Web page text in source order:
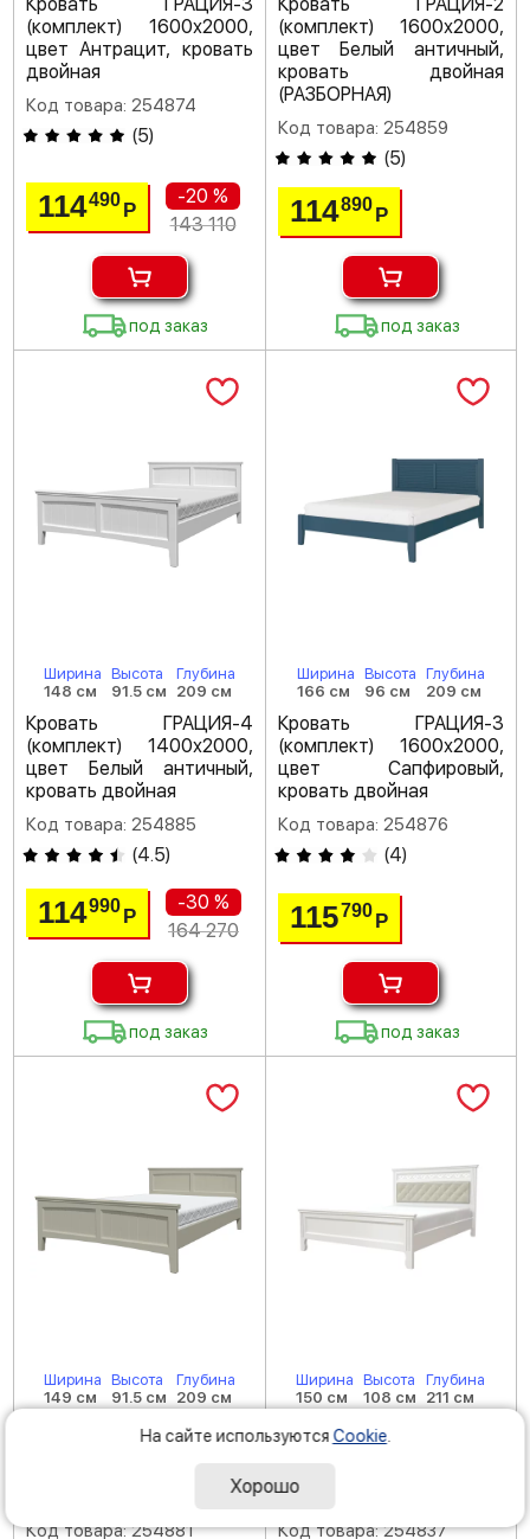
(комплект) 1600х2000,
цвет Антрацит, кровать
двойная
Код товара: 254874
(5)
114490Р
-20 %
143 110
под заказ
(комплект) 1600х2000,
цвет Белый античный,
кровать двойная
(РАЗБОРНАЯ)
Код товара: 254859
(5)
114890 Р
под заказ
Ширина
148 см
Высота
91.5 см
Глубина
209 см
Кровать ГРАЦИЯ-4
(комплект) 1400х2000,
цвет Белый античный,
кровать двойная
Код товара: 254885
(4.5)
114990Р
-30 %
164 270
под заказ
Ширина
166 см
Высота
96 см
Глубина
209 см
Кровать ГРАЦИЯ-3
(комплект) 1600х2000,
цвет Сапфировый,
кровать двойная
Код товара: 254876
(4)
115790 Р
под заказ
Ширина
149 см
Высота
91.5 см
Глубина
209 см
Кровать ГРАЦИЯ-4
цвет Фисташковый,
Код товара: 254881
Ширина
150 см
Высота
108 см
Глубина
211 см
Кровать ГРАЦИЯ
(комплект) 1400х2000,
кровать двойная
Код товара: 254837
На сайте используются Cookie
Хорошо